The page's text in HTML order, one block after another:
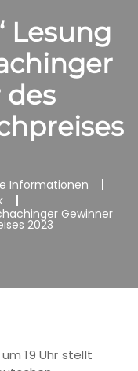
Lesung
des
Informationen
Gewinner
2023
19 Uhr stellt